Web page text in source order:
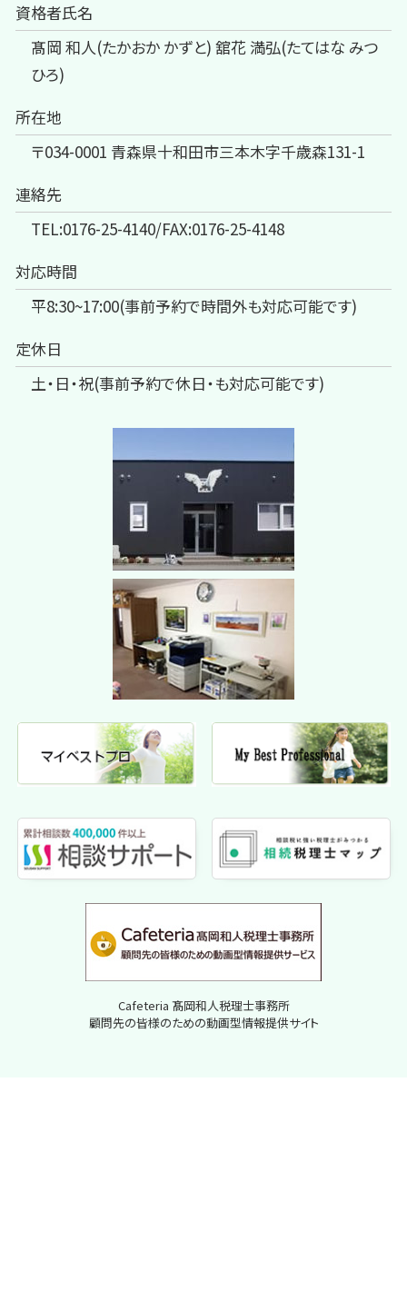
資格者氏名
髙岡 和人(たかおか かずと) 舘花 満弘(たてはな みつ
ひろ)
所在地
〒034-0001 青森県十和田市三本木字千歳森131-1
連絡先
TEL:0176-25-4140/FAX:0176-25-4148
対応時間
平8:30~17:00(事前予約で時間外も対応可能です)
定休日
土・日・祝(事前予約で休日・も対応可能です)
Cafeteria 髙岡和人税理士事務所
顧問先の皆様のための動画型情報提供サイト